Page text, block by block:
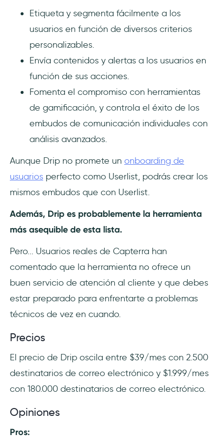
Etiqueta y segmenta fácilmente a los
usuarios en función de diversos criterios
personalizables.
Envía contenidos y alertas a los usuarios en
función de sus acciones.
Fomenta el compromiso con herramientas
de gamificación, y controla el éxito de los
embudos de comunicación individuales con
análisis avanzados.
Aunque Drip no promete un onboarding de
usuarios perfecto como Userlist, podrás crear los
mismos embudos que con Userlist.
Además, Drip es probablemente la herramienta
más asequible de esta lista.
Pero... Usuarios reales de Capterra han
comentado que la herramienta no ofrece un
buen servicio de atención al cliente y que debes
estar preparado para enfrentarte a problemas
técnicos de vez en cuando.
Precios
El precio de Drip oscila entre $39/mes con 2.500
destinatarios de correo electrónico y $1.999/mes
con 180.000 destinatarios de correo electrónico.
Opiniones
Pros: